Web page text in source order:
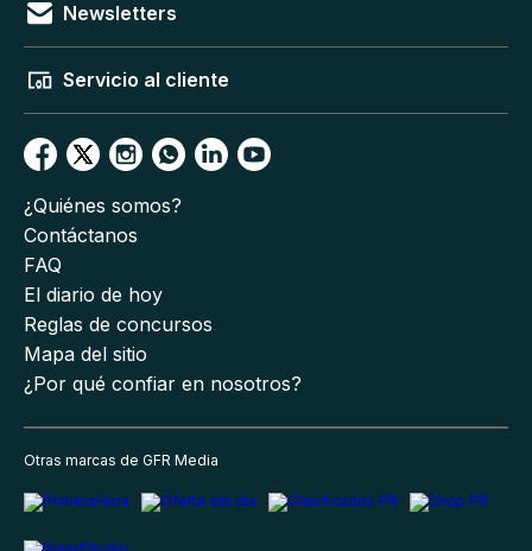
Newsletters
Servicio al cliente
¿Quiénes somos?
Contáctanos
FAQ
El diario de hoy
Reglas de concursos
Mapa del sitio
¿Por qué confiar en nosotros?
Otras marcas de GFR Media